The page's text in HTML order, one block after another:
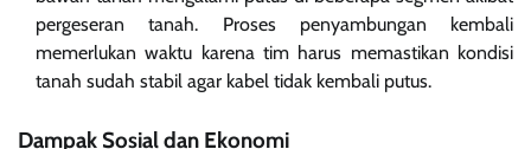
pergeseran tanah. Proses penyambungan kembali
memerlukan waktu karena tim harus memastikan kondisi
tanah sudah stabil agar kabel tidak kembali putus.
Dampak Sosial dan Ekonomi